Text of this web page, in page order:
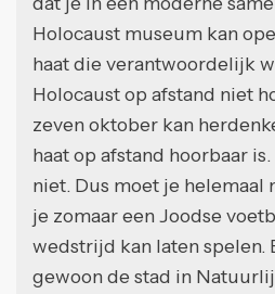
Holocaust museum kan
haat die verantwoordelijk
Holocaust op afstand niet
zeven oktober kan
haat op afstand hoorbaar
niet. Dus moet je helemaal
je zomaar een Joodse
wedstrijd kan laten spelen.
gewoon de stad in